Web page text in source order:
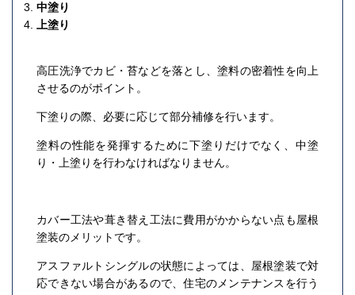
中塗り
上塗り
高圧洗浄でカビ・苔などを落とし、塗料の密着性を向上
させるのがポイント。
下塗りの際、必要に応じて部分補修を行います。
塗料の性能を発揮するために下塗りだけでなく、中塗
り・上塗りを行わなければなりません。
カバー工法や葺き替え工法に費用がかからない点も屋根
塗装のメリットです。
アスファルトシングルの状態によっては、屋根塗装で対
応できない場合があるので、住宅のメンテナンスを行う